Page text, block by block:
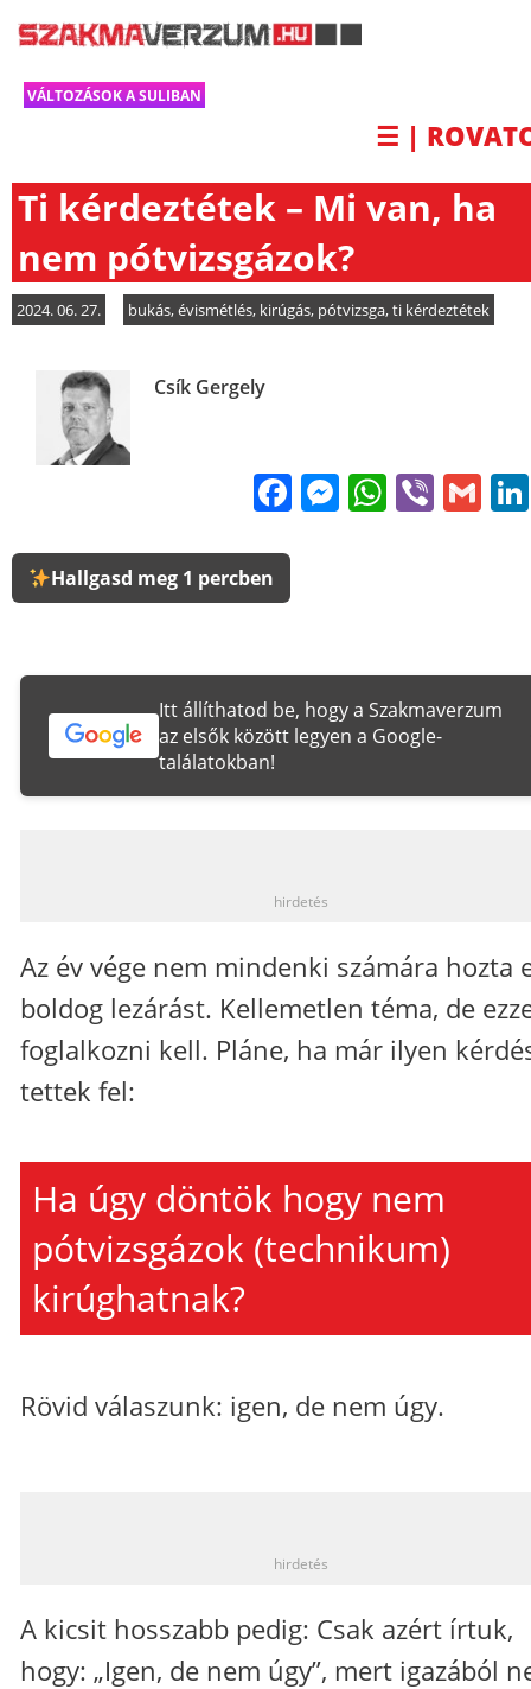
VÁLTOZÁSOK A SULIBAN
☰ |
Ti kérdeztétek – Mi van, ha
nem pótvizsgázok?
2024. 06. 27. bukás,évismétlés, kirúgás, pótvizsga,ti kérdeztétek
Csík Gergely
FacebookViber
Hallgasd meg 1 percben
Itt állíthatod be, hogy a Szakmaverzum
az elsők között legyen a Google-
találatokban!
hirdetés
Az év vége nem mindenki számára hozta
boldog lezárást. Kellemetlen téma, de
foglalkozni kell. Pláne, ha már ilyen
tettek fel:
Ha úgy döntök hogy nem
pótvizsgázok (technikum)
kirúghatnak?
Rövid válaszunk: igen, de nem úgy.
hirdetés
A kicsit hosszabb pedig: Csak azért írtuk,
hogy: „Igen, de nem úgy”, mert igazából